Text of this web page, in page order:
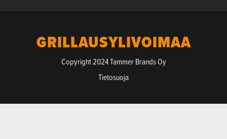
GRILLAUSYLIVOIMAA
Copyright 2024 Tammer Brands Oy
Tietosuoja